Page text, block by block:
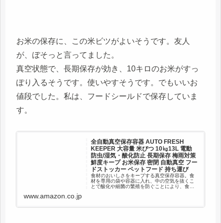
お米の保存に、この米ビツがよいそうです。友人
が、ぼそっと言ってました。
真空状態で、長期保存が効き、10キロのお米がすっ
ぽり入るそうです。使いやすそうです。でもいいお
値段でした。私は、フードシールドで保存していま
す。
全自動真空保存容器 AUTO FRESH
KEEPER 大容量 米びつ 10㎏13L 電動
防虫/湿気・酸化防止 長期保存 梅雨対策
鮮度キープ お米保存 密閉 自動真空 フー
ドストッカー ペットフード 持ち運び
食材のおいしさをキープする真空保存容器。食
材を専用の袋や容器に入れ、中の空気を抜くこ
とで酸化や細菌の繁殖を防ぐことにより、食材
www.amazon.co.jp